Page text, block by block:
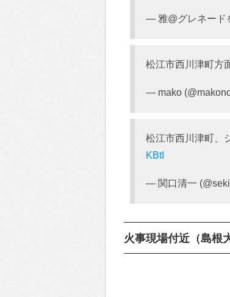
— 雅@グレネード
松江市西川津町方
— mako
松江市西川津町、
KBtI
— 関口清一
火事現場付近（島根